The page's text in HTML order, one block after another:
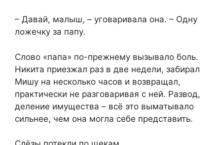
– Давай, малыш, – уговаривала она. – Одну
ложечку за папу.
Слово «папа» по-прежнему вызывало боль.
Никита приезжал раз в две недели, забирал
Мишу на несколько часов и возвращал,
практически не разговаривая с ней. Развод,
деление имущества – всё это выматывало
сильнее, чем она могла себе представить.